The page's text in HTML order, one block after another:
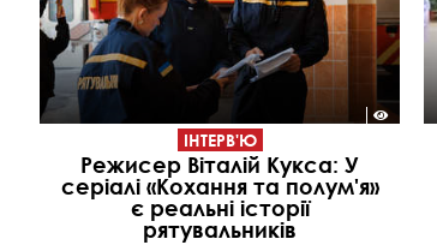
ІНТЕРВ'Ю
Режисер Віталій Кукса: У
серіалі «Кохання та полум'я»
є реальні історії
рятувальників